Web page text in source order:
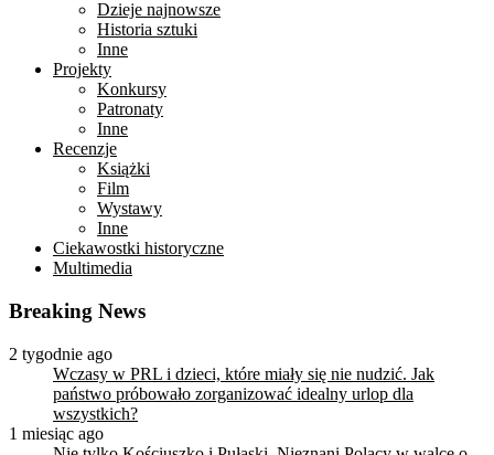
Dzieje najnowsze
Historia sztuki
Inne
Projekty
Konkursy
Patronaty
Inne
Recenzje
Książki
Film
Wystawy
Inne
Ciekawostki historyczne
Multimedia
Breaking News
2 tygodnie ago
Wczasy w PRL i dzieci, które miały się nie nudzić. Jak
państwo próbowało zorganizować idealny urlop dla
wszystkich?
1 miesiąc ago